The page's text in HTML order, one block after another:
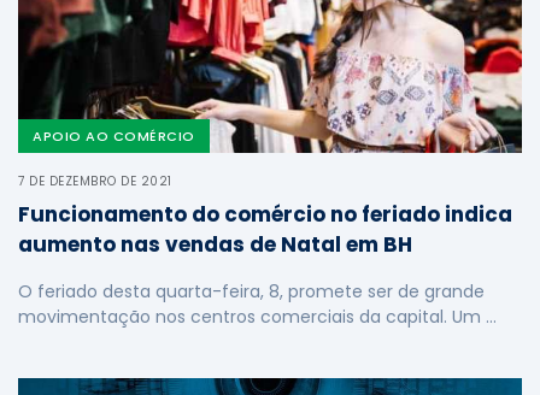
APOIO AO COMÉRCIO
7 DE DEZEMBRO DE 2021
Funcionamento do comércio no feriado indica
aumento nas vendas de Natal em BH
O feriado desta quarta-feira, 8, promete ser de grande
movimentação nos centros comerciais da capital. Um …